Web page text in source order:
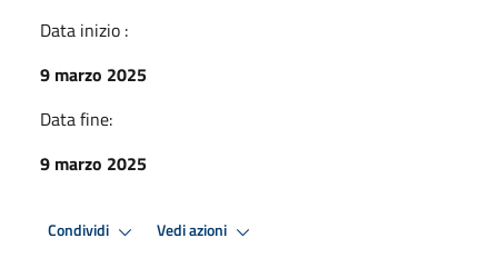
Data inizio :
9 marzo 2025
Data fine:
9 marzo 2025
Condividi Vedi azioni